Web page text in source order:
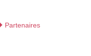
Partenaires